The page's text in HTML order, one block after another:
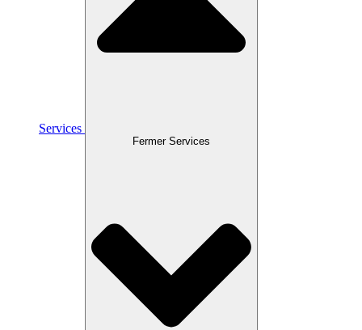
Services
Fermer Services